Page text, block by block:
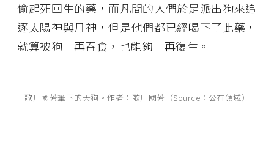
偷起死回生的藥，而凡間的人們於是派出狗來追
逐太陽神與月神，但是他們都已經喝下了此藥，
就算被狗一再吞食，也能夠一再復生。
歌川國芳筆下的天狗。作者：歌川國芳（Source：公有領域）